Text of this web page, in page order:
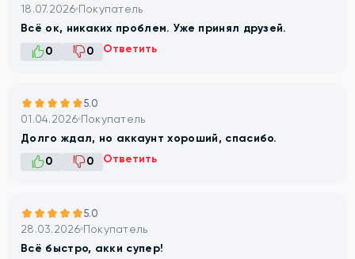
18.07.2026 Покупатель
Всё ок, никаких проблем. Уже принял друзей.
0
0 Ответить
5.0
01.04.2026 Покупатель
Долго ждал, но аккаунт хороший, спасибо.
0
0 Ответить
5.0
28.03.2026 Покупатель
Всё быстро, акки супер!